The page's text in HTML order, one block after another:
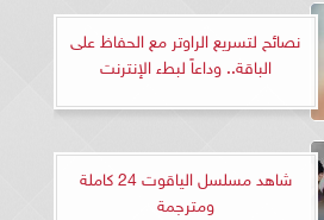
نصائح لتسريع الراوتر مع الحفاظ على
الباقة.. وداعاً لبطء الإنترنت
شاهد مسلسل الياقوت 24 كاملة
ومترجمة